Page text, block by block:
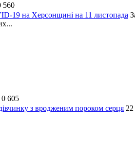
560
19 на Херсонщині на 11 листопада
0 605
з вродженим пороком серця